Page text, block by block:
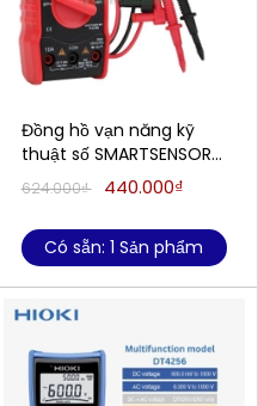
Đồng hồ vạn năng kỹ
thuật số SMARTSENSOR
ST833A (1000V, true
624.000₫ 440.000₫
Có sẵn: 1 Sản phẩm